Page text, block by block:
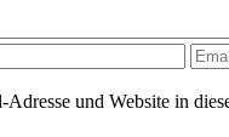
und Website in